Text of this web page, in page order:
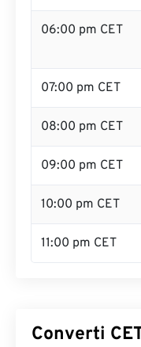
06:00 pm CET
07:00 pm CET
08:00 pm CET
09:00 pm CET
10:00 pm CET
11:00 pm CET
Converti